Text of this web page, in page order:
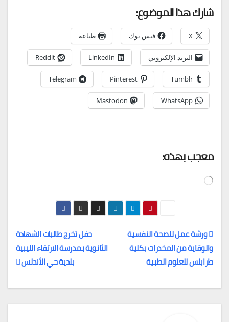
شارك هذا الموضوع:
X فيس بوك طباعة
البريد الإلكتروني LinkedIn
Reddit
Tumblr
Pinterest
Telegram
WhatsApp
Mastodon
معجب بهذه:
جاري
تصفّح
المقالات
حفل تخرج طالبات الشهادة
الثانوية بمدرسة الارتقاء الليبية
بلدية حي الأندلس
ورشة عمل للصحة النفسية
والوقاية من المخدرات بكلية
طرابلس للعلوم الطبية